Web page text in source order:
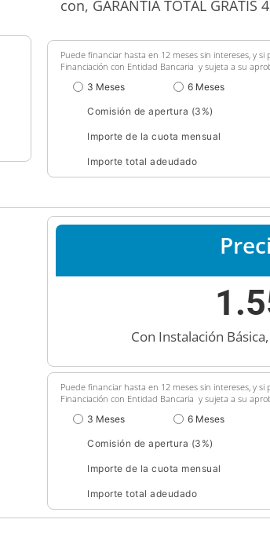
con, GARANTIA TOTAL GRATIS
Puede financiar hasta en 12 meses sin intereses, y
Financiación con Entidad Bancaria y sujeta a su
3 Meses
6 Meses
Comisión de apertura (3%)
Importe de la cuota mensual
Importe total adeudado
Con Instalación
Puede financiar hasta en 12 meses sin intereses, y
Financiación con Entidad Bancaria y sujeta a su
3 Meses
6 Meses
Comisión de apertura (3%)
Importe de la cuota mensual
Importe total adeudado